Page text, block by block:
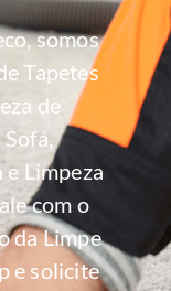
somos
Tapetes
de
Limpeza
com o
da Limpe
e solicite